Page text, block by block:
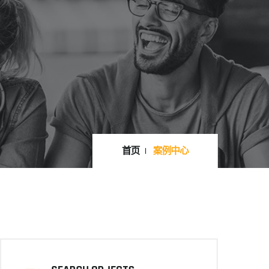
首页 案例中心